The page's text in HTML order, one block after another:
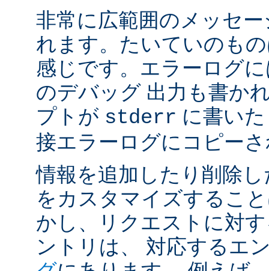
非常に広範囲のメッセ
れます。たいていのも
感じです。エラーログ
のデバッグ 出力も書か
プトが stderr に書い
接エラーログにコピー
情報を追加したり削除
をカスタマイズするこ
かし、リクエストに対
ントリは、 対応するエ